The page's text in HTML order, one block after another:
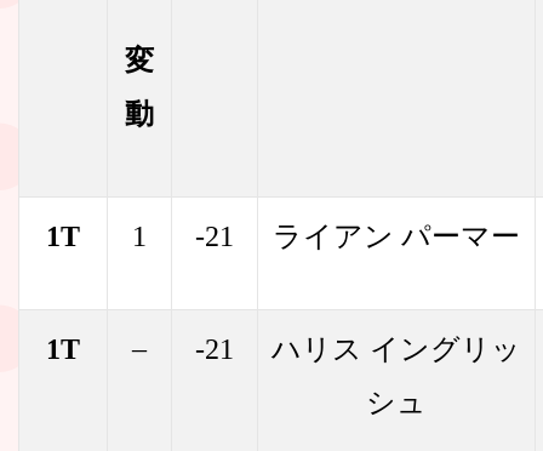
変
動
1T 1 -21 ライアン パーマー
1T – -21
ハリス イングリッ
シュ